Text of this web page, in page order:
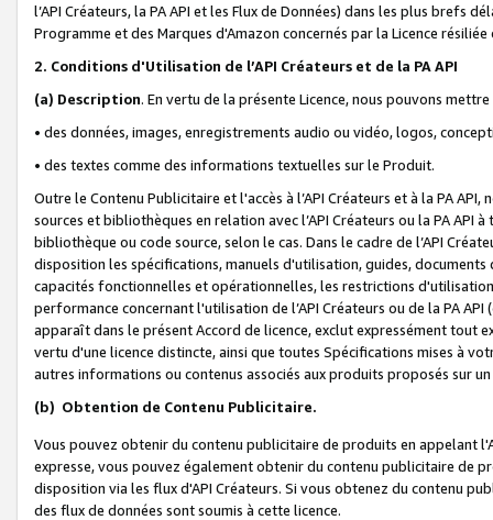
l’API Créateurs, la PA API et les Flux de Données) dans les plus
Programme et des Marques d'Amazon concernés par la Licence
2. Conditions d'Utilisation de l’API Créateurs et de la PA API
(a) Description. En vertu de la présente Licence, nous pouvons
• des données, images, enregistrements audio ou vidéo, logos,
• des textes comme des informations textuelles sur le Produit.
Outre le Contenu Publicitaire et l'accès à l’API Créateurs et à la PA
sources et bibliothèques en relation avec l’API Créateurs ou la PA
bibliothèque ou code source, selon le cas. Dans le cadre de l’API
disposition les spécifications, manuels d'utilisation, guides,
capacités fonctionnelles et opérationnelles, les restrictions
performance concernant l'utilisation de l’API Créateurs ou de la PA
apparaît dans le présent Accord de licence, exclut expressément tout
vertu d'une licence distincte, ainsi que toutes Spécifications mises à
autres informations ou contenus associés aux produits proposés sur
(b) Obtention de Contenu Publicitaire.
Vous pouvez obtenir du contenu publicitaire de produits en appelant
expresse, vous pouvez également obtenir du contenu publicitaire de
disposition via les flux d'API Créateurs. Si vous obtenez du contenu
des flux de données sont soumis à cette licence.